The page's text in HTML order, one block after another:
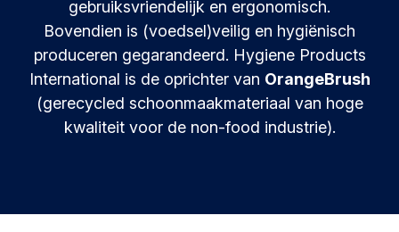
Leren en innoveren in circulariteit.
Circular Plastics Products
Circulaire oplossingen voor kunststofproducten.
Bronnen en inzichten
Nieuws
Kennisbank
Verzamelde best practices en inzichten
Contact
gebruiksvriendelijk en ergonomisch.
Bovendien is (voedsel)veilig en hygiënisch
produceren gegarandeerd. Hygiene Products
International is de oprichter van OrangeBrush
(gerecycled schoonmaakmateriaal van hoge
kwaliteit voor de non-food industrie).